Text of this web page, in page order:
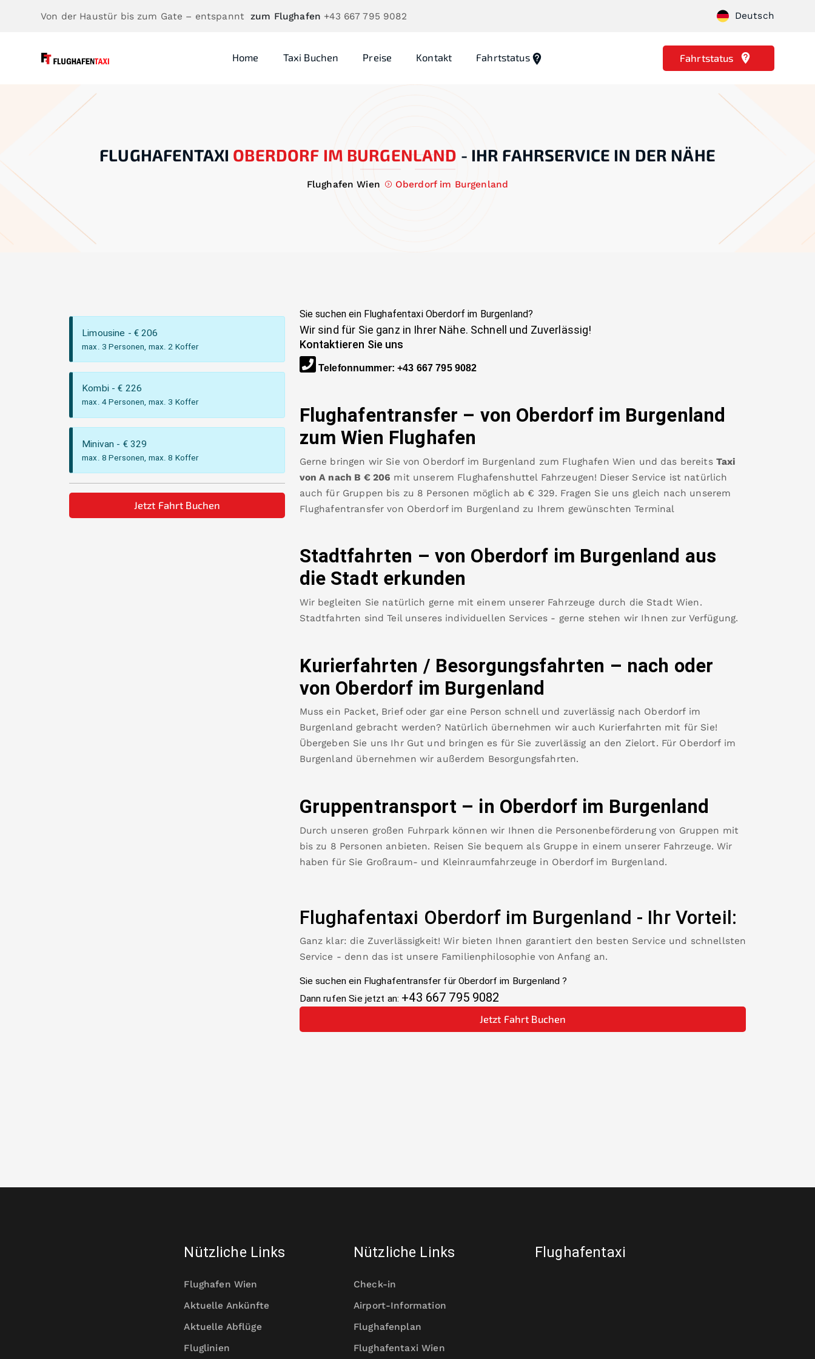
Von der Haustür bis zum Gate – entspannt zum Flughafen +43 667 795 9082 Deutsch
Home Taxi Buchen Preise Kontakt Fahrtstatus Fahrtstatus
FLUGHAFENTAXI OBERDORF IM BURGENLAND - IHR FAHRSERVICE IN DER NÄHE
Flughafen Wien Oberdorf im Burgenland
Limousine - €206
max. 3 Personen, max. 2 Koffer
Kombi - € 226
max. 4 Personen, max. 3 Koffer
Minivan - € 329
max. 8 Personen, max. 8 Koffer
Jetzt Fahrt Buchen
Sie suchen ein Flughafentaxi Oberdorf im Burgenland?
Wir sind für Sie ganz in Ihrer Nähe. Schnell und Zuverlässig!
Kontaktieren Sie uns
Telefonnummer:+43 667 795 9082
Flughafentransfer – von Oberdorf im Burgenland
zum Wien Flughafen
Gerne bringen wir Sie von Oberdorf im Burgenland zum Flughafen Wien und das bereits Taxi
von A nach B € 206 mit unserem Flughafenshuttel Fahrzeugen! Dieser Service ist natürlich
auch für Gruppen bis zu 8 Personen möglich ab € 329. Fragen Sie uns gleich nach unserem
Flughafentransfer von Oberdorf im Burgenland zu Ihrem gewünschten Terminal
Stadtfahrten – von Oberdorf im Burgenland aus
die Stadt erkunden
Wir begleiten Sie natürlich gerne mit einem unserer Fahrzeuge durch die Stadt Wien.
Stadtfahrten sind Teil unseres individuellen Services - gerne stehen wir Ihnen zur Verfügung.
Kurierfahrten / Besorgungsfahrten – nach oder
von Oberdorf im Burgenland
Muss ein Packet, Brief oder gar eine Person schnell und zuverlässig nach Oberdorf im
Burgenland gebracht werden? Natürlich übernehmen wir auch Kurierfahrten mit für Sie!
Übergeben Sie uns Ihr Gut und bringen es für Sie zuverlässig an den Zielort. Für Oberdorf im
Burgenland übernehmen wir außerdem Besorgungsfahrten.
Gruppentransport – in Oberdorf im Burgenland
Durch unseren großen Fuhrpark können wir Ihnen die Personenbeförderung von Gruppen mit
bis zu 8 Personen anbieten. Reisen Sie bequem als Gruppe in einem unserer Fahrzeuge. Wir
haben für Sie Großraum- und Kleinraumfahrzeuge in Oberdorf im Burgenland.
Flughafentaxi Oberdorf im Burgenland - Ihr Vorteil:
Ganz klar: die Zuverlässigkeit! Wir bieten Ihnen garantiert den besten Service und schnellsten
Service - denn das ist unsere Familienphilosophie von Anfang an.
Sie suchen ein Flughafentransfer für Oberdorf im Burgenland ?
Dann rufen Sie jetzt an: +43 667 795 9082
Jetzt Fahrt Buchen
Nützliche Links
Flughafen Wien
Aktuelle Ankünfte
Aktuelle Abflüge
Fluglinien
Nützliche Links
Check-in
Airport-Information
Flughafenplan
Flughafentaxi Wien
Flughafentaxi